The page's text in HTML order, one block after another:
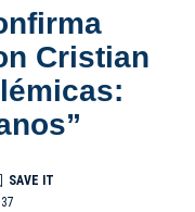
Cristian